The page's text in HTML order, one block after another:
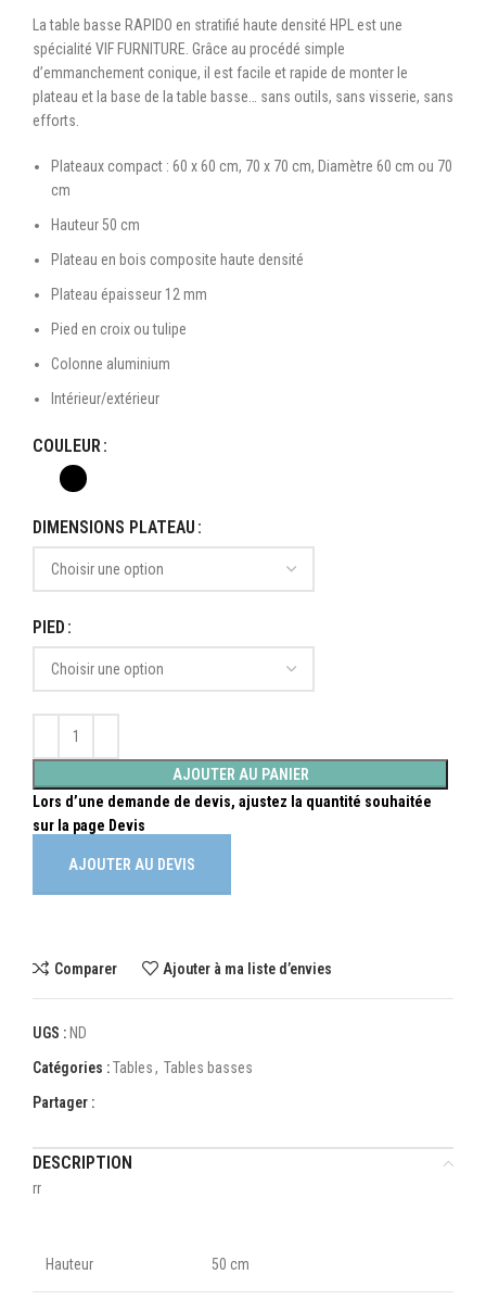
La table basse RAPIDO en stratifié haute densité HPL est une
spécialité VIF FURNITURE. Grâce au procédé simple
d’emmanchement conique, il est facile et rapide de monter le
plateau et la base de la table basse… sans outils, sans visserie, sans
efforts.
Plateaux compact : 60 x 60 cm, 70 x 70 cm, Diamètre 60 cm ou 70
cm
Hauteur 50 cm
Plateau en bois composite haute densité
Plateau épaisseur 12 mm
Pied en croix ou tulipe
Colonne aluminium
Intérieur/extérieur
COULEUR
DIMENSIONS PLATEAU
PIED
AJOUTER AU PANIER
AJOUTER AU DEVIS
Comparer Ajouter à ma liste d’envies
UGS : ND
Catégories :Tables, Tables basses
Partager :
DESCRIPTION
rr
Hauteur 50 cm